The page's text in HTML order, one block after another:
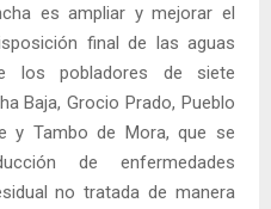
es ampliar y mejorar el
final de las aguas
los pobladores de siete
Baja, Grocio Prado, Pueblo
y Tambo de Mora, que se
de enfermedades
no tratada de manera